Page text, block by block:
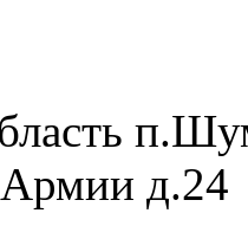
д.24